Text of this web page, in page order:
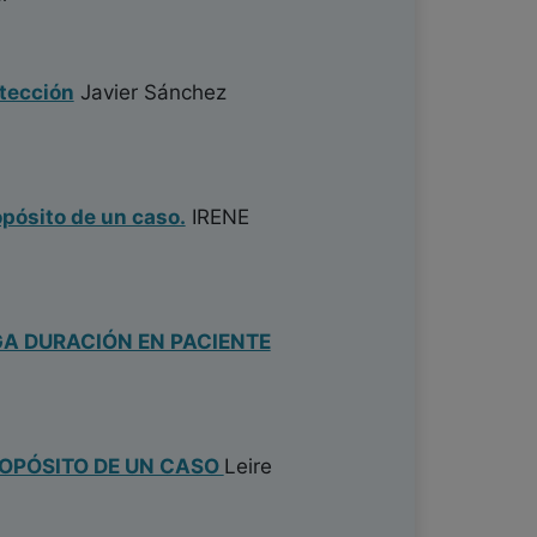
Javier Sánchez
de un caso. IRENE
DURACIÓN EN PACIENTE
DE UN CASO Leire